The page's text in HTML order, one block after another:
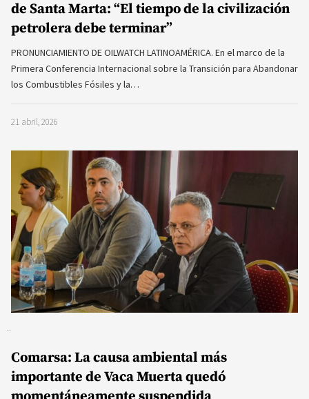
de Santa Marta: “El tiempo de la civilización
petrolera debe terminar”
PRONUNCIAMIENTO DE OILWATCH LATINOAMÉRICA. En el marco de la
Primera Conferencia Internacional sobre la Transición para Abandonar
los Combustibles Fósiles y la…
21 abril, 2026
Comarsa: La causa ambiental más
importante de Vaca Muerta quedó